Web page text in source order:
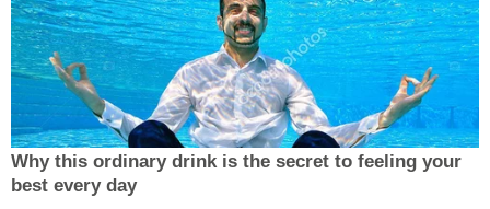
Why this ordinary drink is the secret to feeling your
best every day